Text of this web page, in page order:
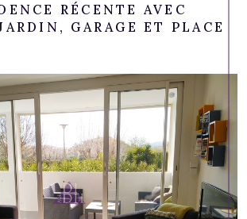
RÉCENTE AVEC
GARAGE ET PLACE